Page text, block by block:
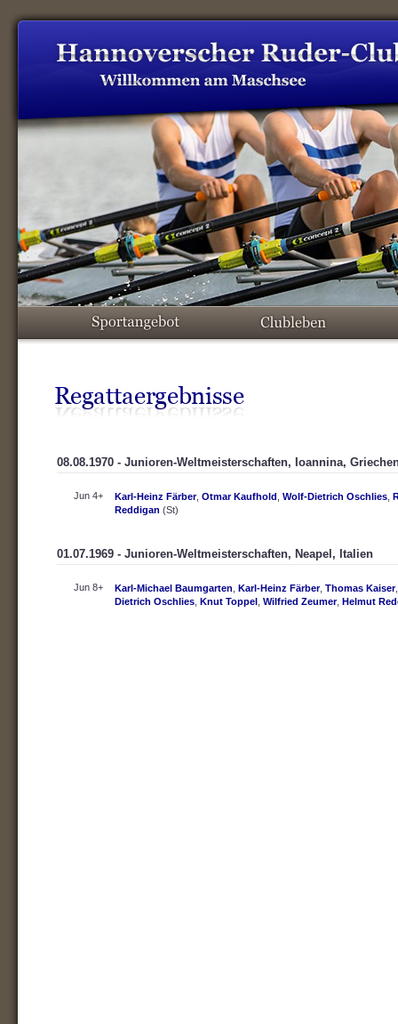
08.08.1970 - Junioren-Weltmeisterschaften, Ioannina,
Jun 4+ Karl-Heinz Färber, Otmar Kaufhold Wolf-Dietrich Oschlies
Reddigan (St)
01.07.1969 - Junioren-Weltmeisterschaften, Neapel, Italien
Jun 8+ Karl-Michael Baumgarten Karl-Heinz Färber, Thomas Kaiser
Dietrich Oschlies Knut Toppel Wilfried Zeumer, Helmut